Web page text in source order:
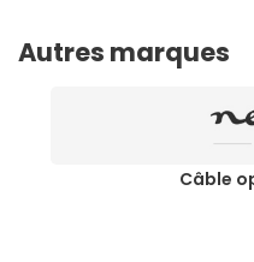
Autres marques
Câble